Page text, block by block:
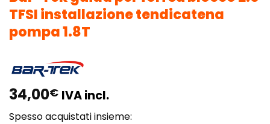
TFSI installazione tendicatena
pompa 1.8T
34,00€ IVA incl.
Spesso acquistati insieme: